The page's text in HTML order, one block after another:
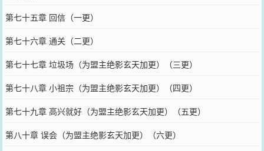
第七十五章 回信（一更）
第七十六章 通关（二更）
第七十七章 垃圾场（为盟主绝影玄天加更）（三更）
第七十八章 小祖宗（为盟主绝影玄天加更）（四更）
第七十九章 高兴就好（为盟主绝影玄天加更）（五更）
第八十章 误会（为盟主绝影玄天加更）（六更）